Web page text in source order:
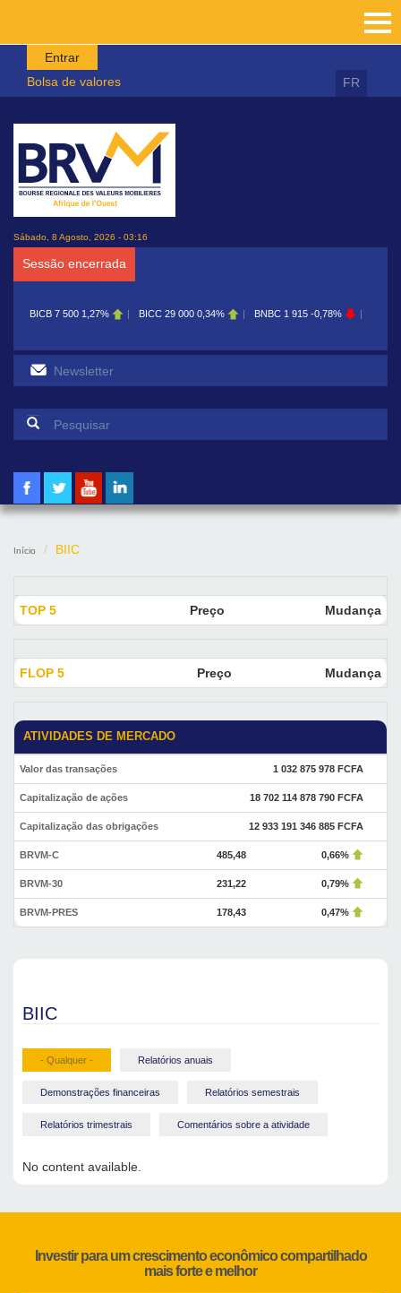
Passar para o conteúdo principal
Entrar
Bolsa de valores
FR
Sábado, 8 Agosto, 2026 - 03:16
Sessão encerrada
BICB 7 500 1,27% BICC 29 000 0,34% BNBC 1 915 -0,78%
Formulário de pesquisa
Início BIIC
TOP 5 Preço Mudança
FLOP 5 Preço Mudança
ATIVIDADES DE MERCADO
Valor das transações 1 032 875 978 FCFA
Capitalização de ações 18 702 114 878 790 FCFA
Capitalização das obrigações 12 933 191 346 885 FCFA
BRVM-C 485,48 0,66%
BRVM-30 231,22 0,79%
BRVM-PRES 178,43 0,47%
BIIC
- Qualquer - Relatórios anuais
Demonstrações financeiras Relatórios semestrais
Relatórios trimestrais Comentários sobre a atividade
No content available.
Investir para um crescimento econômico compartilhado
mais forte e melhor